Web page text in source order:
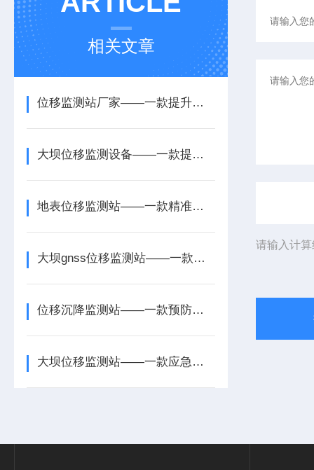
相关文章
位移监测站厂家——一款提升防灾能力的桥梁位移监测站2026+派+送
大坝位移监测设备——一款提升灾害应对的地质灾害位移监测站2026+派+送
地表位移监测站——一款精准预判隐患的坝体位移监测设备2026+派+送
大坝gnss位移监测站——一款符合技术规范的边坡位移监测站2026+派+送
位移沉降监测站——一款预防溃堤的山体位移监测站2026+派+送
大坝位移监测站——一款应急处置的远程位移监测站2026+派+送
请输入计